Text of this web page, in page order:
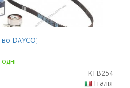
DAYCO)
KTB254
Італія